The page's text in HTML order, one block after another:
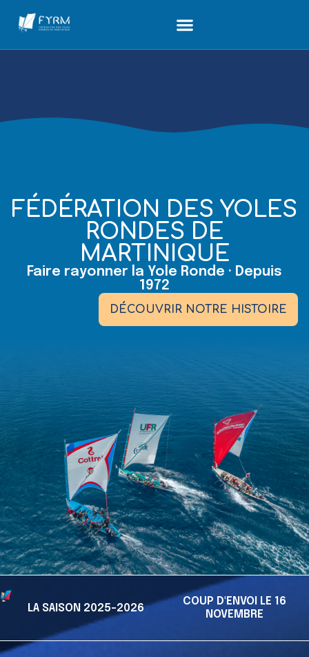
FÉDÉRATION DES YOLES
RONDES DE
MARTINIQUE
Faire rayonner la Yole Ronde · Depuis
1972
DÉCOUVRIR NOTRE HISTOIRE
LA SAISON 2025-2026
COUP D'ENVOI LE 16
NOVEMBRE